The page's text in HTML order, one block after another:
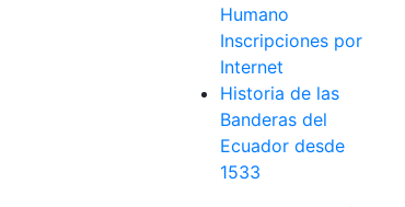
Humano
Inscripciones por
Internet
Historia de las
Banderas del
Ecuador desde
1533